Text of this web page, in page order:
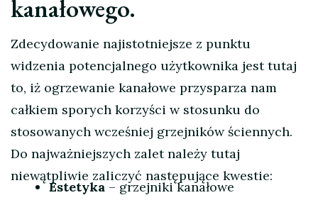
kanałowego.
Zdecydowanie najistotniejsze z punktu
widzenia potencjalnego użytkownika jest tutaj
to, iż ogrzewanie kanałowe przysparza nam
całkiem sporych korzyści w stosunku do
stosowanych wcześniej grzejników ściennych.
Do najważniejszych zalet należy tutaj
niewątpliwie zaliczyć następujące kwestie:
Estetyka – grzejniki kanałowe